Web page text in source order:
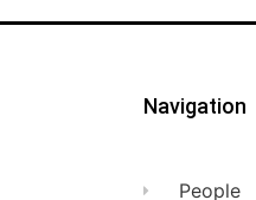
Navigation
People